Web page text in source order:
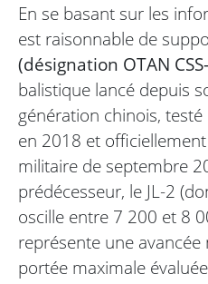
En se basant sur les
est raisonnable de
(désignation OTAN
balistique lancé depuis
génération chinois,
en 2018 et
militaire de septembre
prédécesseur, le JL-2
oscille entre 7 200 et 8
représente une
portée maximale